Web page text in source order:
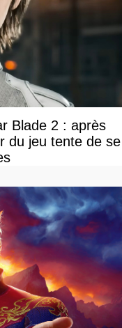
Blade 2 : après
du jeu tente de se